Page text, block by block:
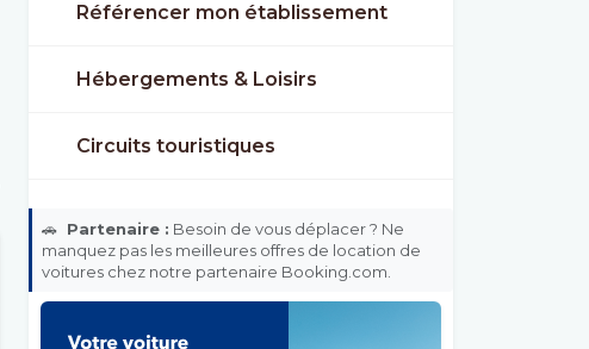
Référencer mon établissement
Hébergements & Loisirs
Circuits touristiques
🚗 Partenaire : Besoin de vous déplacer ? Ne
manquez pas les meilleures offres de location de
voitures chez notre partenaire Booking.com.